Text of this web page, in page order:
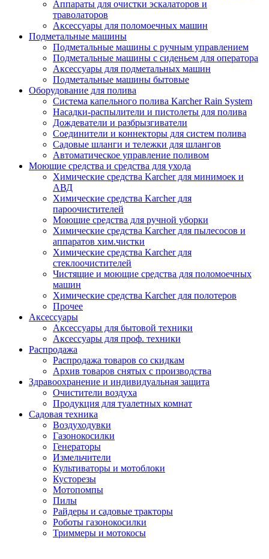
Аппараты для очистки эскалаторов и
траволаторов
Аксессуары для поломоечных машин
Подметальные машины
Подметальные машины с ручным управлением
Подметальные машины с сиденьем для оператора
Аксессуары для подметальных машин
Подметальные машины бытовые
Оборудование для полива
Система капельного полива Karcher Rain System
Насадки-распылители и пистолеты для полива
Дождеватели и разбрызгиватели
Соединители и коннекторы для систем полива
Садовые шланги и тележки для шлангов
Автоматическое управление поливом
Моющие средства и средства для ухода
Химические средства Karcher для минимоек и
АВД
Химические средства Karcher для
пароочистителей
Моющие средства для ручной уборки
Химические средства Karcher для пылесосов и
аппаратов хим.чистки
Химические средства Karcher для
стеклоочистителей
Чистящие и моющие средства для поломоечных
машин
Химические средства Karcher для полотеров
Прочее
Аксессуары
Аксессуары для бытовой техники
Аксессуары для проф. техники
Распродажа
Распродажа товаров со скидкам
Архив товаров снятых с производства
Здравоохранение и индивидуальная защита
Очистители воздуха
Продукция для туалетных комнат
Садовая техника
Воздуходувки
Газонокосилки
Генераторы
Измельчители
Культиваторы и мотоблоки
Кусторезы
Мотопомпы
Пилы
Райдеры и садовые тракторы
Роботы газонокосилки
Триммеры и мотокосы